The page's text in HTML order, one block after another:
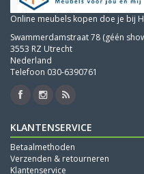
Online meubels kopen doe je bij
Swammerdamstraat 78 (géén
3553 RZ Utrecht
Nederland
Telefoon 030-6390761
KLANTENSERVICE
Betaalmethoden
Verzenden & retourneren
Klantenservice